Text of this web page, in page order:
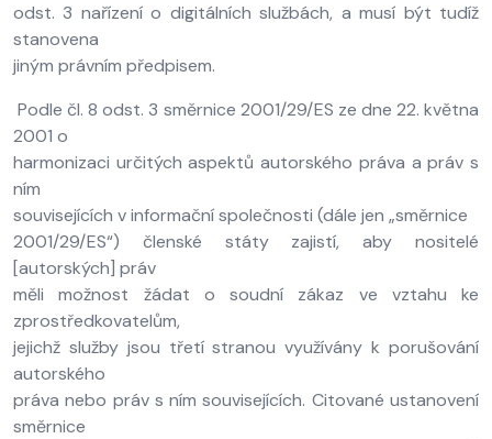
odst. 3 nařízení o digitálních službách, a musí být tudíž
stanovena
jiným právním předpisem.
Podle čl. 8 odst. 3 směrnice 2001/29/ES ze dne 22. května
2001 o
harmonizaci určitých aspektů autorského práva a práv s
ním
souvisejících v informační společnosti (dále jen „směrnice
2001/29/ES“) členské státy zajistí, aby nositelé
[autorských] práv
měli možnost žádat o soudní zákaz ve vztahu ke
zprostředkovatelům,
jejichž služby jsou třetí stranou využívány k porušování
autorského
práva nebo práv s ním souvisejících. Citované ustanovení
směrnice